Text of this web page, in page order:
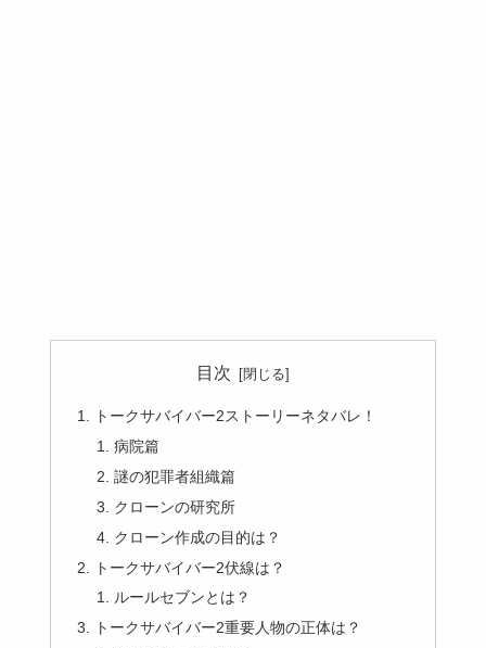
目次
トークサバイバー2ストーリーネタバレ！
病院篇
謎の犯罪者組織篇
クローンの研究所
クローン作成の目的は？
トークサバイバー2伏線は？
ルールセブンとは？
トークサバイバー2重要人物の正体は？